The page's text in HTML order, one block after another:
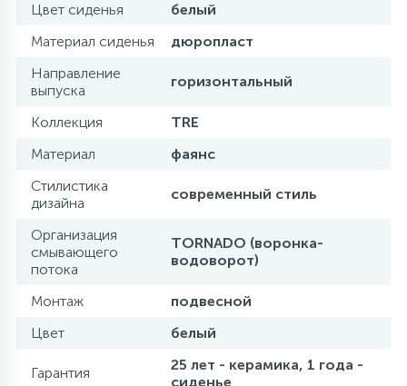
Цвет сиденья
белый
Материал сиденья
дюропласт
Направление
выпуска
горизонтальный
Коллекция
TRE
Материал
фаянс
Стилистика
дизайна
современный стиль
Организация
смывающего
потока
TORNADO (воронка-
водоворот)
Монтаж
подвесной
Цвет
белый
Гарантия
25 лет - керамика, 1 года -
сиденье